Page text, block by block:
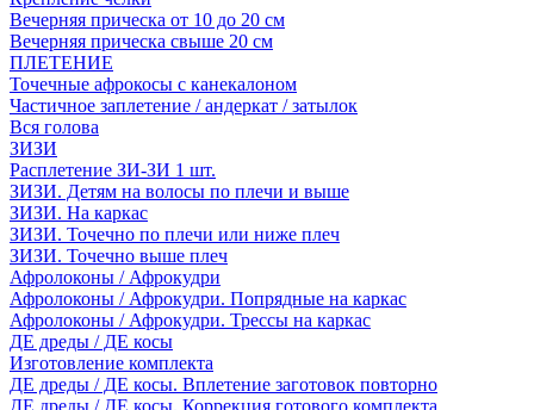
Вечерняя прическа от 10 до 20 см
Вечерняя прическа свыше 20 см
ПЛЕТЕНИЕ
Точечные афрокосы с канекалоном
Частичное заплетение / андеркат / затылок
Вся голова
ЗИЗИ
Расплетение ЗИ-ЗИ 1 шт.
ЗИЗИ. Детям на волосы по плечи и выше
ЗИЗИ. На каркас
ЗИЗИ. Точечно по плечи или ниже плеч
ЗИЗИ. Точечно выше плеч
Афролоконы / Афрокудри
Афролоконы / Афрокудри. Попрядные на каркас
Афролоконы / Афрокудри. Трессы на каркас
ДЕ дреды / ДЕ косы
Изготовление комплекта
ДЕ дреды / ДЕ косы. Вплетение заготовок повторно
ДЕ дреды / ДЕ косы. Коррекция готового комплекта